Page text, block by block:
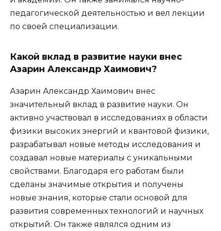
педагогической деятельностью и вел лекции
по своей специализации.
Какой вклад в развитие науки внес
Азарин Александр Хаимович?
Азарин Александр Хаимович внес
значительный вклад в развитие науки. Он
активно участвовал в исследованиях в области
физики высоких энергий и квантовой физики,
разрабатывал новые методы исследования и
создавал новые материалы с уникальными
свойствами. Благодаря его работам были
сделаны значимые открытия и получены
новые знания, которые стали основой для
развития современных технологий и научных
открытий. Он также являлся одним из